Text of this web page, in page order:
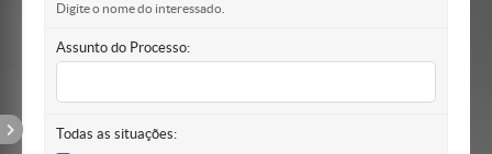
Digite o nome do interessado.
Assunto do Processo:
Todas as situações: